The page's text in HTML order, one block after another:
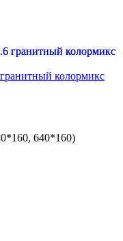
колормикс
640*160)